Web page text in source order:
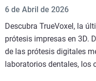
6 de Abril de 2026
Descubra TrueVoxel, la
prótesis impresas en 3D.
de las prótesis digitales
laboratorios dentales, los